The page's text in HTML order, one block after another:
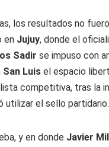
los resultados no
en Jujuy, donde el
Sadir se impuso con
San Luis el espacio
competitiva, tras la
utilizar el sello partidario.
y en donde Javier